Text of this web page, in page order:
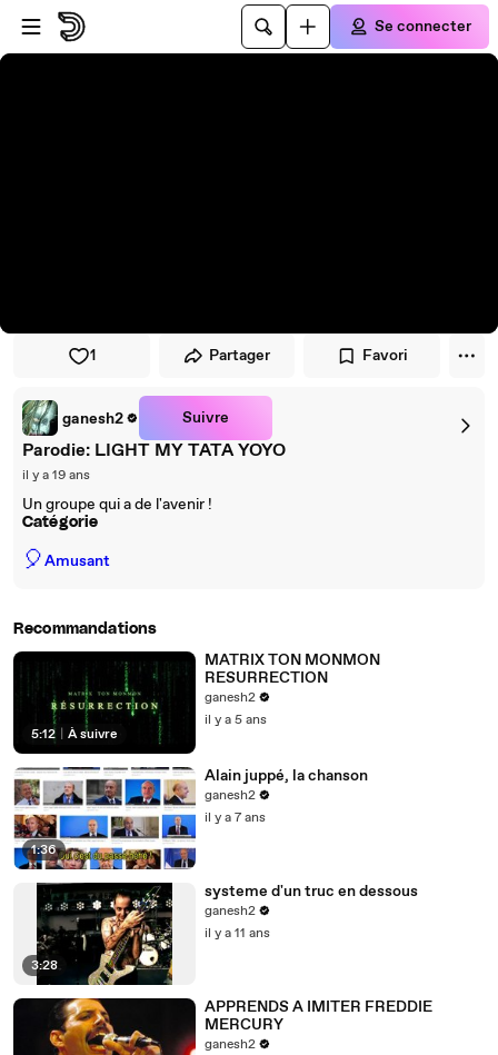
Passer au player
Passer au contenu principal
Se connecter
1 Partager Favori
ganesh2 Suivre
Parodie: LIGHT MY TATA YOYO
il y a 19 ans
Un groupe qui a de l'avenir !
Catégorie
🎈Amusant
Recommandations
5:12 À suivre
MATRIX TON MONMON
RESURRECTION
ganesh2
il y a 5 ans
1:36
Alain juppé, la chanson
ganesh2
il y a 7 ans
3:28
systeme d'un truc en dessous
ganesh2
il y a 11 ans
APPRENDS A IMITER FREDDIE
MERCURY
ganesh2